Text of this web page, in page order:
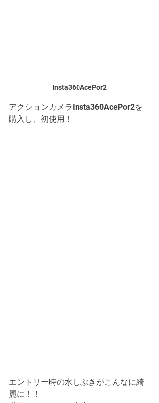
Insta360AcePor2
アクションカメラInsta360AcePor2を
購入し、初使用！
エントリー時の水しぶきがこんなに綺
麗に！！